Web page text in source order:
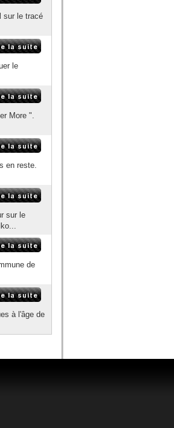
sur le tracé
le
More ".
en reste.
sur le
de
à l'âge de